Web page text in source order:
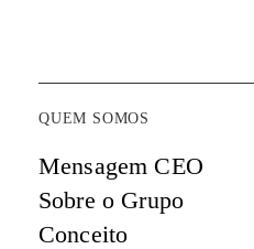
QUEM SOMOS
Mensagem CEO
Sobre o Grupo
Conceito